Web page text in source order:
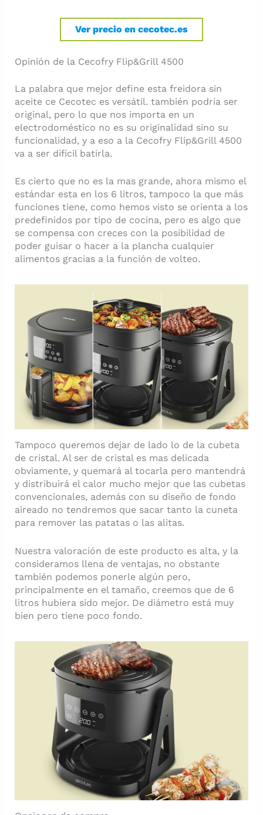
Ver precio en cecotec.es
Opinión de la Cecofry Flip&Grill 4500
La palabra que mejor define esta freidora sin
aceite ce Cecotec es versátil. también podría ser
original, pero lo que nos importa en un
electrodoméstico no es su originalidad sino su
funcionalidad, y a eso a la Cecofry Flip&Grill 4500
va a ser difícil batirla.
Es cierto que no es la mas grande, ahora mismo el
estándar esta en los 6 litros, tampoco la que más
funciones tiene, como hemos visto se orienta a los
predefinidos por tipo de cocina, pero es algo que
se compensa con creces con la posibilidad de
poder guisar o hacer a la plancha cualquier
alimentos gracias a la función de volteo.
Tampoco queremos dejar de lado lo de la cubeta
de cristal. Al ser de cristal es mas delicada
obviamente, y quemará al tocarla pero mantendrá
y distribuirá el calor mucho mejor que las cubetas
convencionales, además con su diseño de fondo
aireado no tendremos que sacar tanto la cuneta
para remover las patatas o las alitas.
Nuestra valoración de este producto es alta, y la
consideramos llena de ventajas, no obstante
también podemos ponerle algún pero,
principalmente en el tamaño, creemos que de 6
litros hubiera sido mejor. De diámetro está muy
bien pero tiene poco fondo.